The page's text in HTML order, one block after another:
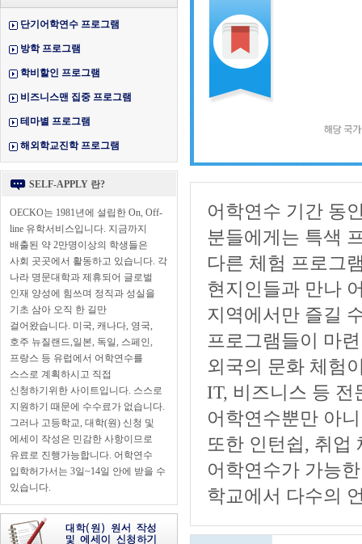
단기어학연수 프로그램
방학 프로그램
학비할인 프로그램
비즈니스맨 집중 프로그램
테마별 프로그램
해외학교진학 프로그램
SELF-APPLY 란?
OECKO는 1981년에 설립한 On, Off-
line 유학서비스입니다. 지금까지
배출된 약 2만명이상의 학생들은
사회 곳곳에서 활동하고 있습니다. 각
나라 명문대학과 제휴되어 글로벌
인재 양성에 힘쓰며 정직과 성실을
기초 삼아 오직 한 길만
걸어왔습니다. 미국, 캐나다, 영국,
호주 뉴질랜드,일본, 독일, 스페인,
프랑스 등 유럽에서 어학연수를
스스로 계획하시고 직접
신청하기위한 사이트입니다. 스스로
지원하기 때문에 수수료가 없습니다.
그러나 고등학교, 대학(원) 신청 및
에세이 작성은 민감한 사항이므로
유료로 진행가능합니다. 어학연수
입학허가서는 3일~14일 안에 받을 수
있습니다.
어학연수 기간 동
분들에게는 특색
다른 체험 프로그
현지인들과 만나
지역에서만 즐길
프로그램들이 마
외국의 문화 체험
IT, 비즈니스 등
어학연수뿐만 아
또한 인턴쉽, 취업
어학연수가 가능
학교에서 다수의